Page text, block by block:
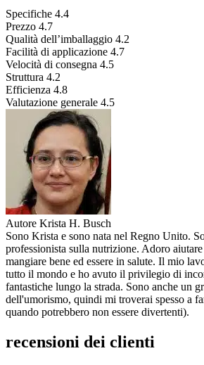
Specifiche 4.4
Prezzo 4.7
Qualità dell’imballaggio 4.2
Facilità di applicazione 4.7
Velocità di consegna 4.5
Struttura 4.2
Efficienza 4.8
Valutazione generale 4.5
Autore Krista H. Busch
Sono Krista e sono nata nel Regno Unito.
professionista sulla nutrizione. Adoro
mangiare bene ed essere in salute. Il mio
tutto il mondo e ho avuto il privilegio di
fantastiche lungo la strada. Sono anche un
dell'umorismo, quindi mi troverai spesso a
quando potrebbero non essere divertenti).
recensioni dei clienti